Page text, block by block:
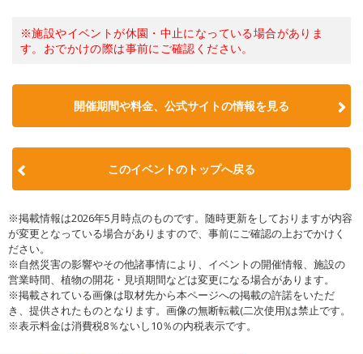
※施設やイベントが休園・中止になっている場合がありま
す。おでかけの際は事前にご確認ください。
開催期間や料金、公式サイトの情報を見る
このイベントのトップへ戻る
※掲載情報は2026年5月時点のものです。随時更新をしておりますが内容
が変更となっている場合がありますので、事前にご確認の上おでかけく
ださい。
※自然災害の影響やその他諸事情により、イベントの開催情報、施設の
営業時間、植物の開花・見頃期間などは変更になる場合があります。
※掲載されている画像は取材先から本ページへの掲載の許諾をいただ
き、提供されたものとなります。画像の無断転載(二次使用)は禁止です。
※表示料金は消費税8％ないし10％の内税表示です。